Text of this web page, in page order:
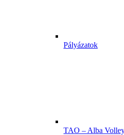
Pályázatok
TAO – Alba